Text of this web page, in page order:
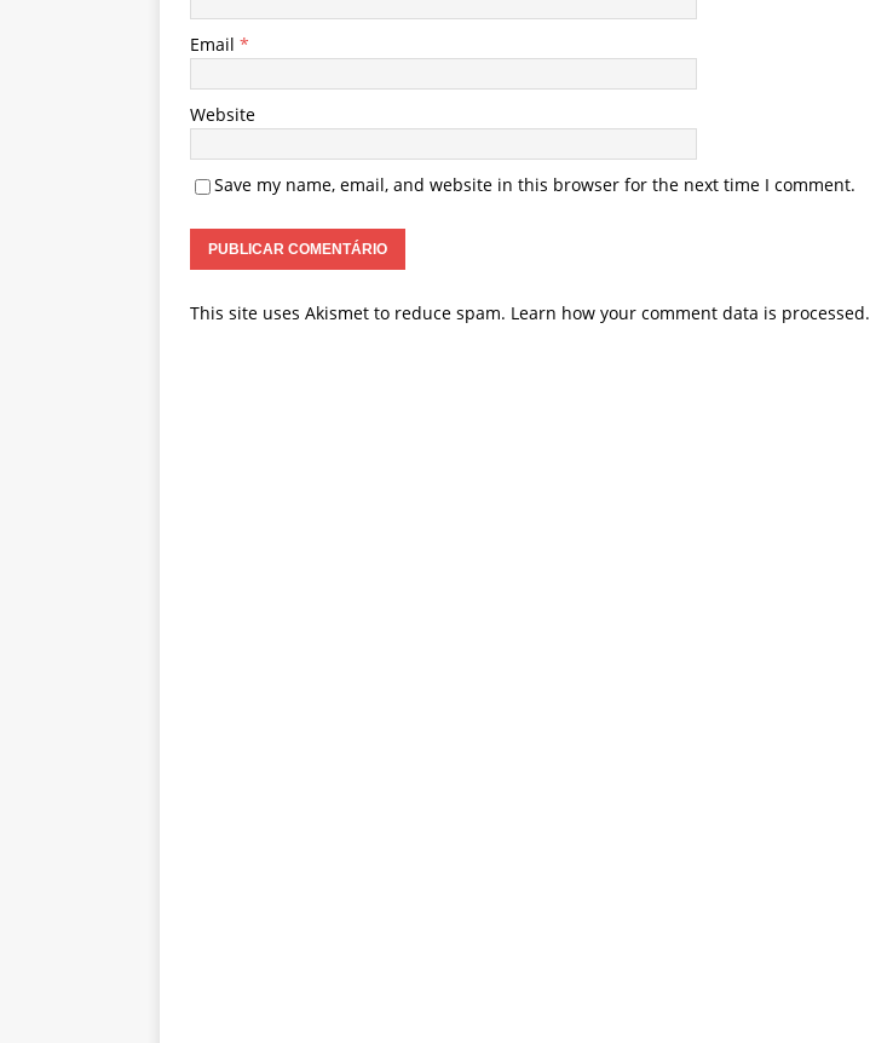
Email *
Website
Save my name, email, and website in this browser for the next time I comment.
This site uses Akismet to reduce spam. Learn how your comment data is processed.